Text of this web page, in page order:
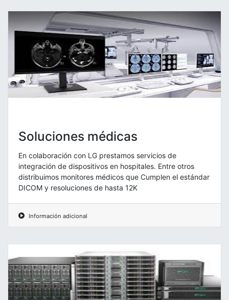
Soluciones médicas
En colaboración con LG prestamos servicios de
integración de dispositivos en hospitales. Entre otros
distribuimos monitores médicos que Cumplen el estándar
DICOM y resoluciones de hasta 12K
Información adicional